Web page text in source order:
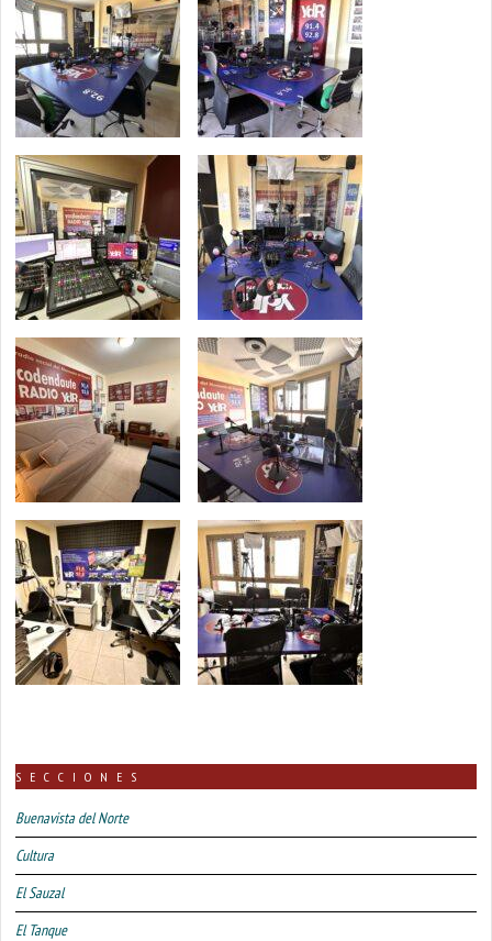
SECCIONES
Buenavista del Norte
Cultura
El Sauzal
El Tanque